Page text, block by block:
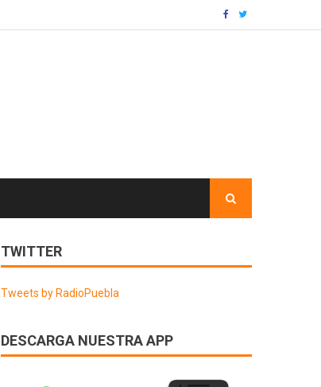
TWITTER
Tweets by RadioPuebla
DESCARGA NUESTRA APP